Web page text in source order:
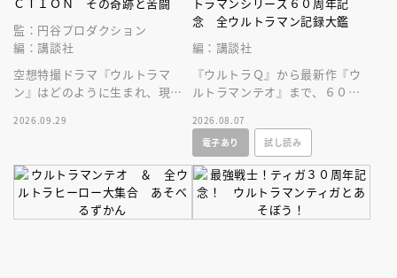
監：円谷プロダクション
編：講談社
空想特撮ドラマ『ウルトラマ
ン』はどのように生まれ、現在
となったのかを深堀りする一冊
2026.09.29
念 全ウルトラマン記録大鑑
編：講談社
『ウルトラＱ』から最新作『ウ
ルトラマンテオ』まで、６０年
サイズなＡ４変型３００ページ
超に大収録！
2026.08.07
電子あり
試し読み